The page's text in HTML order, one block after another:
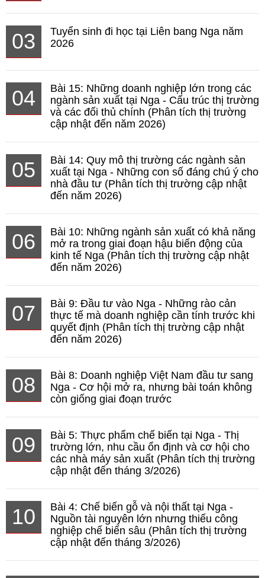
03
Tuyển sinh đi học tại Liên bang Nga năm
2026
04
Bài 15: Những doanh nghiệp lớn trong các
ngành sản xuất tại Nga - Cấu trúc thị trường
và các đối thủ chính (Phân tích thị trường
cập nhật đến năm 2026)
05
Bài 14: Quy mô thị trường các ngành sản
xuất tại Nga - Những con số đáng chú ý cho
nhà đầu tư (Phân tích thị trường cập nhật
đến năm 2026)
06
Bài 10: Những ngành sản xuất có khả năng
mở ra trong giai đoạn hậu biến động của
kinh tế Nga (Phân tích thị trường cập nhật
đến năm 2026)
07
Bài 9: Đầu tư vào Nga - Những rào cản
thực tế mà doanh nghiệp cần tính trước khi
quyết định (Phân tích thị trường cập nhật
đến năm 2026)
08
Bài 8: Doanh nghiệp Việt Nam đầu tư sang
Nga - Cơ hội mở ra, nhưng bài toán không
còn giống giai đoạn trước
09
Bài 5: Thực phẩm chế biến tại Nga - Thị
trường lớn, nhu cầu ổn định và cơ hội cho
các nhà máy sản xuất (Phân tích thị trường
cập nhật đến tháng 3/2026)
10
Bài 4: Chế biến gỗ và nội thất tại Nga -
Nguồn tài nguyên lớn nhưng thiếu công
nghiệp chế biến sâu (Phân tích thị trường
cập nhật đến tháng 3/2026)